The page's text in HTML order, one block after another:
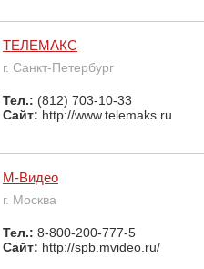
ТЕЛЕМАКС
г. Санкт-Петербург
Тел.: (812) 703-10-33
Сайт: http://www.telemaks.ru
М-Видео
г. Москва
Тел.: 8-800-200-777-5
Сайт: http://spb.mvideo.ru/